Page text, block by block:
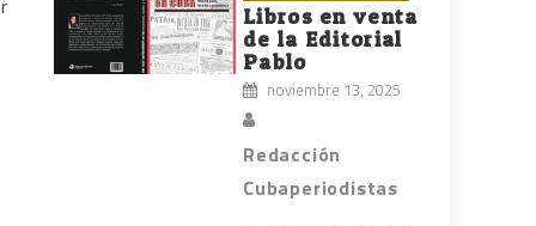
Libros en venta
de la Editorial
Pablo
noviembre 13, 2025
Redacción
Cubaperiodistas